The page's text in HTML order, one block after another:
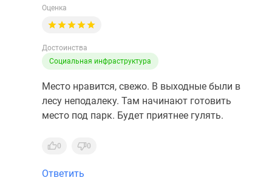
Оценка
Достоинства
Социальная инфраструктура
Место нравится, свежо. В выходные были в
лесу неподалеку. Там начинают готовить
место под парк. Будет приятнее гулять.
0 0
Ответить